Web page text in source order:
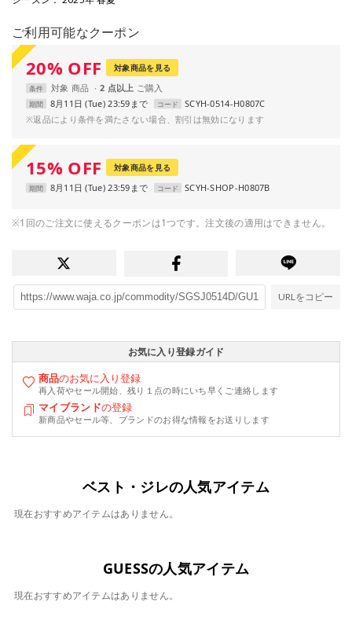
ご利用可能なクーポン
20% OFF 対象商品を見る
条件 対象 商品 2 点以上
期間 8月11日 (Tue) 23:59まで コード
SCYH-0514-H0807C
※返品により条件を満たさない場合、割引は無効になります
15% OFF 対象商品を見る
期間 8月11日 (Tue) 23:59まで コード SCYH-SHOP-H0807B
※1回のご注文に使えるクーポンは1つです。注文後の適用はできません。
URLをコピー
お気に入り登録ガイド
商品のお気に入り登録
再入荷やセール開始、残り１点の時にいち早くご連絡します
マイブランドの登録
新商品やセール等、ブランドのお得な情報をお送りします
ベスト・ジレの人気アイテム
現在おすすめアイテムはありません。
GUESSの人気アイテム
現在おすすめアイテムはありません。